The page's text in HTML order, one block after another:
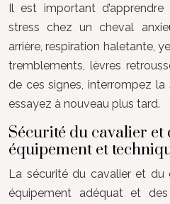
Il est important
stress chez un cheval
arrière, respiration haletante,
tremblements, lèvres
de ces signes, interrompez
essayez à nouveau plus tard.
Sécurité du cavalier et
équipement et
La sécurité du cavalier et du
équipement adéquat et